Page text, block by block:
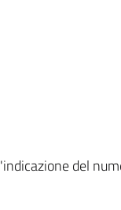
del